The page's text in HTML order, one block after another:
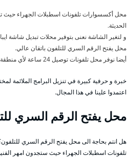
محل أكسسوارات تلفونات اسطبلات الجهراء حيث
الحديثة.
و لتغير الشاشة نعنى بتوفير محلات تبديل شاشة
محل يفتح الرقم السري للتلفون باتقان عالي.
أيضا نوفر محل تلفونات توصيل 24 ساعة لأي منطقة في الكويت أو اسطبلات الجهراء.
خبرة و حرفية كبيرة في تنزيل البرامج الملائمة
اعتمدوا علينا في هذا المجال.
محل يفتح الرقم السري
هل انتم بحاجة الى محل يفتح الرقم السري
تلفونات اسطبلات الجهراء حيث ستجدون امهر